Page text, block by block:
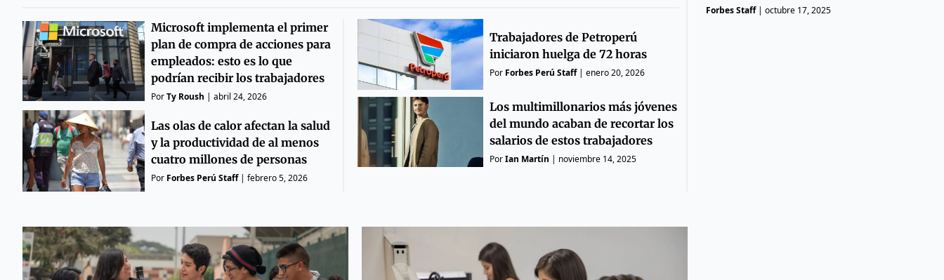
Microsoft implementa el primer
plan de compra de acciones para
empleados: esto es lo que
podrían recibir los trabajadores
PorTy Roush | abril 24, 2026
Las olas de calor afectan la salud
y la productividad de al menos
cuatro millones de personas
Por Forbes Perú Staff| febrero 5, 2026
Trabajadores de Petroperú
iniciaron huelga de 72 horas
Por Forbes Perú Staff| enero 20, 2026
Los multimillonarios más jóvenes
del mundo acaban de recortar los
salarios de estos trabajadores
PorIan Martín | noviembre 14, 2025
Forbes Staff| octubre 17, 2025